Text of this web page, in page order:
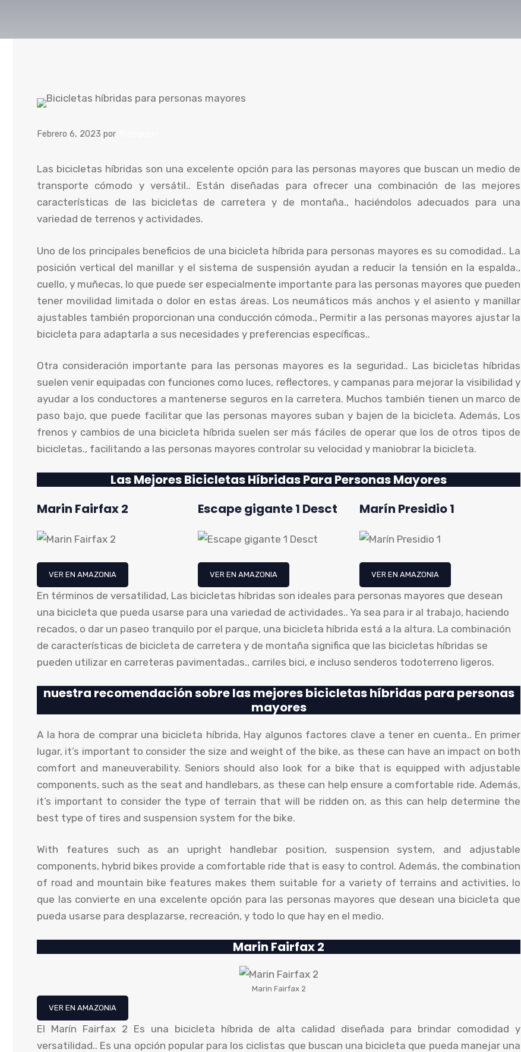
Febrero 6, 2023 por
Las bicicletas híbridas son una excelente opción para las personas mayores que buscan un medio de
transporte cómodo y versátil.. Están diseñadas para ofrecer una combinación de las mejores
características de las bicicletas de carretera y de montaña., haciéndolos adecuados para una
variedad de terrenos y actividades.
Uno de los principales beneficios de una bicicleta híbrida para personas mayores es su comodidad.. La
posición vertical del manillar y el sistema de suspensión ayudan a reducir la tensión en la espalda.,
cuello, y muñecas, lo que puede ser especialmente importante para las personas mayores que pueden
tener movilidad limitada o dolor en estas áreas. Los neumáticos más anchos y el asiento y manillar
ajustables también proporcionan una conducción cómoda., Permitir a las personas mayores ajustar la
bicicleta para adaptarla a sus necesidades y preferencias específicas..
Otra consideración importante para las personas mayores es la seguridad.. Las bicicletas híbridas
suelen venir equipadas con funciones como luces, reflectores, y campanas para mejorar la visibilidad y
ayudar a los conductores a mantenerse seguros en la carretera. Muchos también tienen un marco de
paso bajo, que puede facilitar que las personas mayores suban y bajen de la bicicleta. Además, Los
frenos y cambios de una bicicleta híbrida suelen ser más fáciles de operar que los de otros tipos de
bicicletas., facilitando a las personas mayores controlar su velocidad y maniobrar la bicicleta.
Las Mejores Bicicletas Híbridas Para Personas Mayores
Marin Fairfax 2
VER EN AMAZONIA
Escape gigante 1 Desct
VER EN AMAZONIA
Marín Presidio 1
VER EN AMAZONIA
En términos de versatilidad, Las bicicletas híbridas son ideales para personas mayores que desean
una bicicleta que pueda usarse para una variedad de actividades.. Ya sea para ir al trabajo, haciendo
recados, o dar un paseo tranquilo por el parque, una bicicleta híbrida está a la altura. La combinación
de características de bicicleta de carretera y de montaña significa que las bicicletas híbridas se
pueden utilizar en carreteras pavimentadas., carriles bici, e incluso senderos todoterreno ligeros.
nuestra recomendación sobre las mejores bicicletas híbridas para personas
mayores
A la hora de comprar una bicicleta híbrida, Hay algunos factores clave a tener en cuenta.. En primer
lugar, it’s important to consider the size and weight of the bike, as these can have an impact on both
comfort and maneuverability. Seniors should also look for a bike that is equipped with adjustable
components, such as the seat and handlebars, as these can help ensure a comfortable ride. Además,
it’s important to consider the type of terrain that will be ridden on, as this can help determine the
best type of tires and suspension system for the bike.
With features such as an upright handlebar position, suspension system, and adjustable
components, hybrid bikes provide a comfortable ride that is easy to control. Además, the combination
of road and mountain bike features makes them suitable for a variety of terrains and activities, lo
que las convierte en una excelente opción para las personas mayores que desean una bicicleta que
pueda usarse para desplazarse, recreación, y todo lo que hay en el medio.
Marin Fairfax 2
Marin Fairfax 2
VER EN AMAZONIA
El Marín Fairfax 2 Es una bicicleta híbrida de alta calidad diseñada para brindar comodidad y
versatilidad.. Es una opción popular para los ciclistas que buscan una bicicleta que pueda manejar una